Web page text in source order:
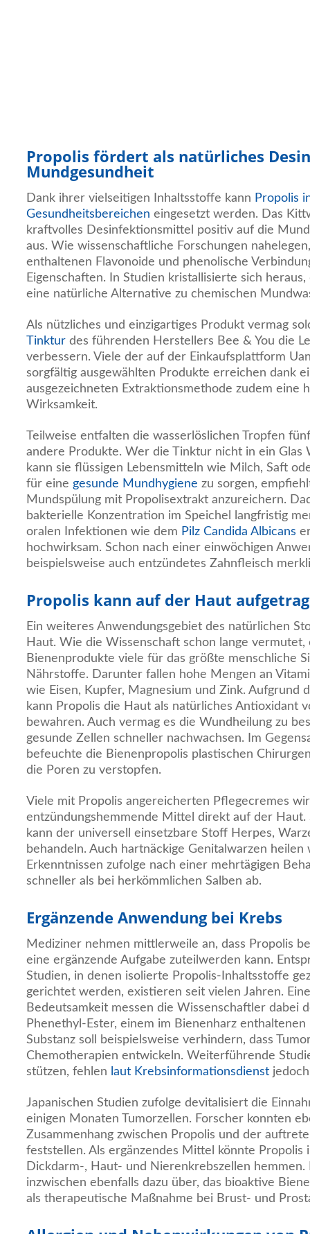
Propolis fördert als natürliches
Mundgesundheit
Dank ihrer vielseitigen Inhaltsstoffe kann Propolis
Gesundheitsbereichen eingesetzt werden. Das
kraftvolles Desinfektionsmittel positiv auf die
aus. Wie wissenschaftliche Forschungen
enthaltenen Flavonoide und phenolische
Eigenschaften. In Studien kristallisierte sich heraus,
eine natürliche Alternative zu chemischen
Als nützliches und einzigartiges Produkt vermag
Tinktur des führenden Herstellers Bee & You die
verbessern. Viele der auf der Einkaufsplattform
sorgfältig ausgewählten Produkte erreichen dank
ausgezeichneten Extraktionsmethode zudem eine
Wirksamkeit.
Teilweise entfalten die wasserlöslichen Tropfen
andere Produkte. Wer die Tinktur nicht in ein Glas
kann sie flüssigen Lebensmitteln wie Milch, Saft
für eine gesunde Mundhygiene zu sorgen,
Mundspülung mit Propolisextrakt anzureichern.
bakterielle Konzentration im Speichel langfristig
oralen Infektionen wie dem Pilz Candida Albicans
hochwirksam. Schon nach einer einwöchigen
beispielsweise auch entzündetes Zahnfleisch
Propolis kann auf der Haut
Ein weiteres Anwendungsgebiet des natürlichen
Haut. Wie die Wissenschaft schon lange vermutet,
Bienenprodukte viele für das größte menschliche
Nährstoffe. Darunter fallen hohe Mengen an
wie Eisen, Kupfer, Magnesium und Zink. Aufgrund
kann Propolis die Haut als natürliches Antioxidant
bewahren. Auch vermag es die Wundheilung zu
gesunde Zellen schneller nachwachsen. Im
befeuchte die Bienenpropolis plastischen
die Poren zu verstopfen.
Viele mit Propolis angereicherten Pflegecremes
entzündungshemmende Mittel direkt auf der Haut.
kann der universell einsetzbare Stoff Herpes,
behandeln. Auch hartnäckige Genitalwarzen heilen
Erkenntnissen zufolge nach einer mehrtägigen
schneller als bei herkömmlichen Salben ab.
Ergänzende Anwendung bei Krebs
Mediziner nehmen mittlerweile an, dass Propolis
eine ergänzende Aufgabe zuteilwerden kann.
Studien, in denen isolierte Propolis-Inhaltsstoffe
gerichtet werden, existieren seit vielen Jahren.
Bedeutsamkeit messen die Wissenschaftler dabei
Phenethyl-Ester, einem im Bienenharz
Substanz soll beispielsweise verhindern, dass
Chemotherapien entwickeln. Weiterführende
stützen, fehlen laut Krebsinformationsdienst
Japanischen Studien zufolge devitalisiert die
einigen Monaten Tumorzellen. Forscher konnten
Zusammenhang zwischen Propolis und der
feststellen. Als ergänzendes Mittel könnte Propolis
Dickdarm-, Haut- und Nierenkrebszellen hemmen.
inzwischen ebenfalls dazu über, das bioaktive
als therapeutische Maßnahme bei Brust- und